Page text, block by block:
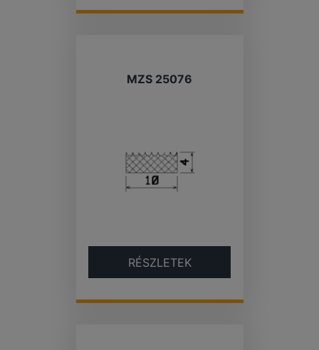
MZS 25076
RÉSZLETEK